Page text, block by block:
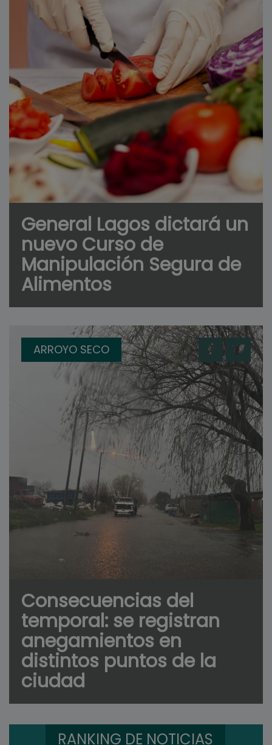
General Lagos dictará un
nuevo Curso de
Manipulación Segura de
Alimentos
ARROYO SECO
Consecuencias del
temporal: se registran
anegamientos en
distintos puntos de la
ciudad
RANKING DE NOTICIAS